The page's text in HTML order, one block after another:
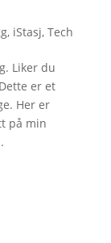
, iStasj, Tech
Liker du
er et
Her er
på min